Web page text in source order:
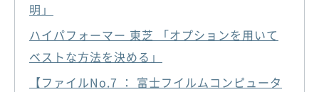
明」
ハイパフォーマー 東芝 「オプションを用いて
ベストな方法を決める」
【ファイルNo.7 ： 富士フイルムコンピュータ